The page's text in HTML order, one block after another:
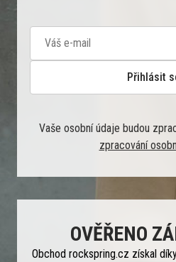
Přihlásit
Vaše osobní údaje budou
zpracování
OVĚŘENO
Obchod rockspring.cz získal